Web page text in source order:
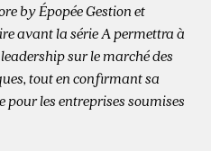
by Épopée Gestion et
avant la série A permettra à
sur le marché des
tout en confirmant sa
pour les entreprises soumises